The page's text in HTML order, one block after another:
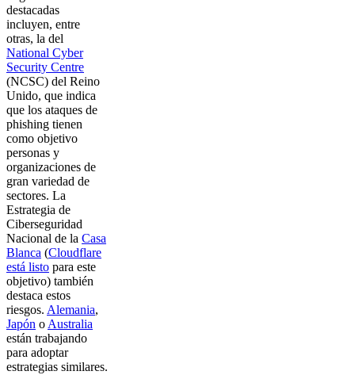
destacadas
incluyen, entre
otras, la del
National Cyber
Security Centre
(NCSC) del Reino
Unido, que indica
que los ataques de
phishing tienen
como objetivo
personas y
organizaciones de
gran variedad de
sectores. La
Estrategia de
Ciberseguridad
Nacional de la Casa
Blanca (Cloudflare
está listo para este
objetivo) también
destaca estos
riesgos. Alemania,
Japón oAustralia
están trabajando
para adoptar
estrategias similares.